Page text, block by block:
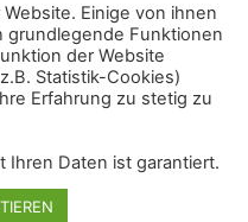
Einige von ihnen
grundlegende Funktionen
der Website
Statistik-Cookies)
Erfahrung zu stetig zu
Ihren Daten ist garantiert.